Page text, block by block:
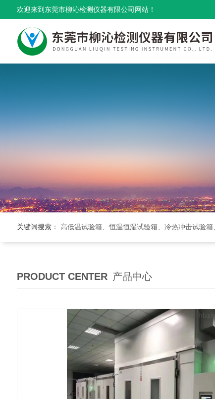
欢迎来到东莞市柳沁检测仪器有限公司网站！
关键词搜索： 高低温试验箱、恒温恒湿试验箱、冷热冲击试验箱、紫外
PRODUCT CENTER 产品中心